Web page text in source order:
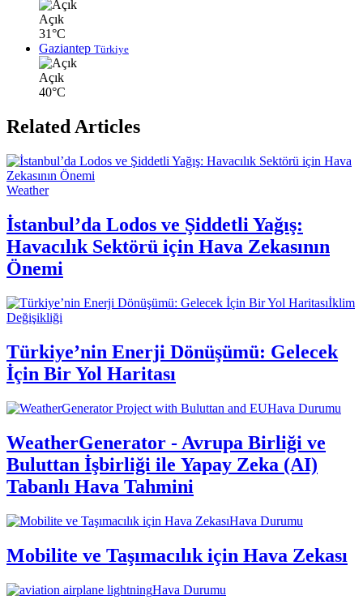
Açık
31°C
Gaziantep Türkiye
Açık
40°C
Related Articles
Weather
İstanbul’da Lodos ve Şiddetli Yağış:
Havacılık Sektörü için Hava Zekasının
Önemi
İklim
Değişikliği
Türkiye’nin Enerji Dönüşümü: Gelecek
İçin Bir Yol Haritası
Hava Durumu
WeatherGenerator - Avrupa Birliği ve
Buluttan İşbirliği ile Yapay Zeka (AI)
Tabanlı Hava Tahmini
Hava Durumu
Mobilite ve Taşımacılık için Hava Zekası
Hava Durumu